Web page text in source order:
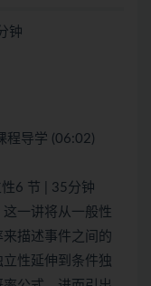
钟
程导学 (06:02)
6 节 | 35分钟
一讲将从一般性
描述事件之间的
性延伸到条件独